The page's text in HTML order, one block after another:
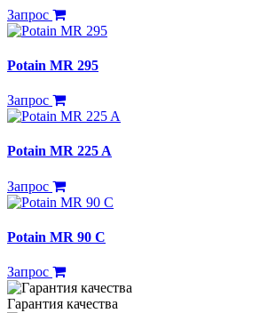
Запрос
Potain MR 295
Запрос
Potain MR 225 A
Запрос
Potain MR 90 C
Запрос
Гарантия качества